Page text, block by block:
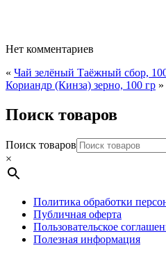
Нет комментариев
« Чай зелёный Таёжный сбор,
Кориандр (Кинза) зерно, 100 гр »
Поиск товаров
Поиск товаров
×
Политика обработки
Публичная оферта
Пользовательское
Полезная информация